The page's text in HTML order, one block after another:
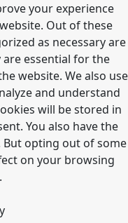
your experience
Out of these
as necessary are
essential for the
website. We also use
and understand
will be stored in
You also have the
opting out of some
on your browsing